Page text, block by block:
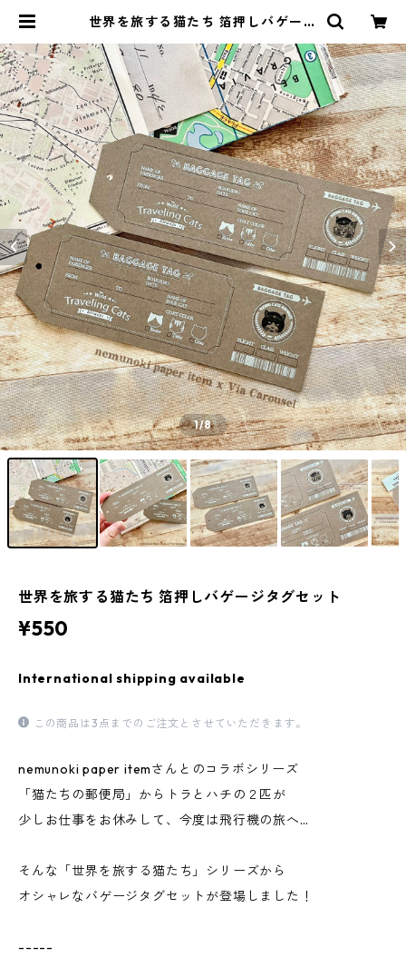
世界を旅する猫たち 箔押しバゲージ
1/8
世界を旅する猫たち 箔押しバゲージタグセット
¥550
International shipping available
この商品は3点までのご注文とさせていただきます。
nemunoki paper itemさんとのコラボシリーズ
「猫たちの郵便局」からトラとハチの２匹が
少しお仕事をお休みして、今度は飛行機の旅へ…
そんな「世界を旅する猫たち」シリーズから
オシャレなバゲージタグセットが登場しました！
-----